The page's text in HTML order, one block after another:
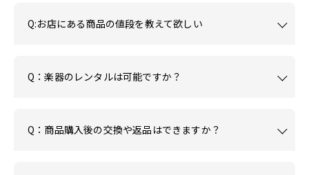
Q:お店にある商品の値段を教えて欲しい
Q：楽器のレンタルは可能ですか？
Q：商品購入後の交換や返品はできますか？